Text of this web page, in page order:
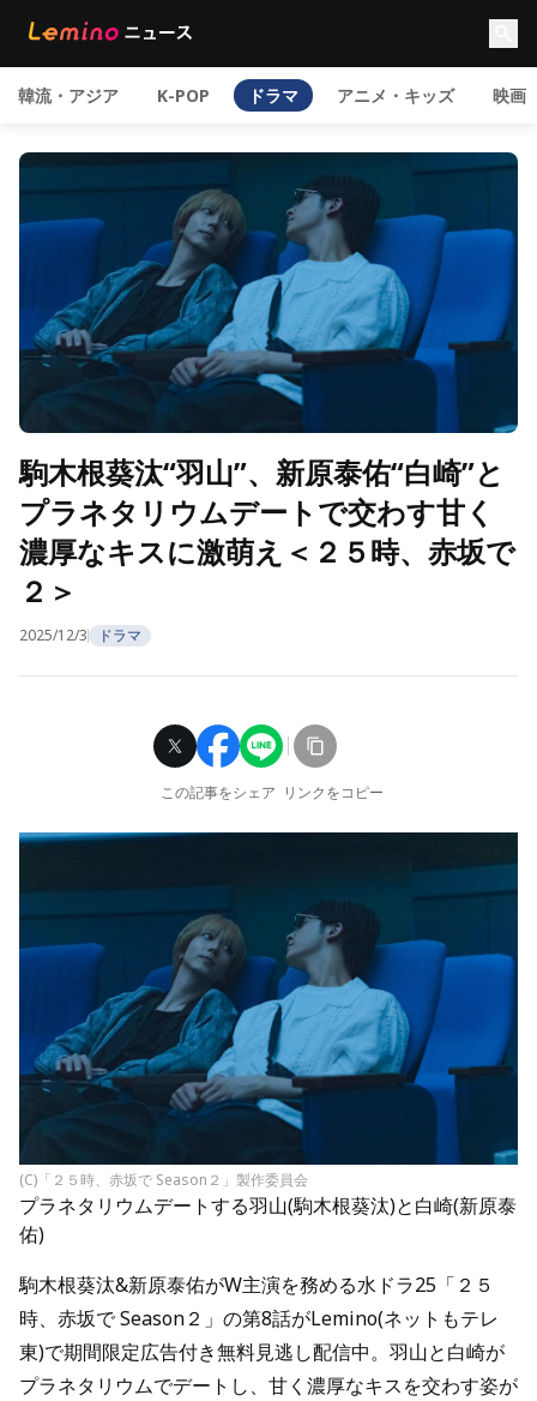
韓流・アジア K-POP ドラマ アニメ・キッズ 映画
駒木根葵汰“羽山”、新原泰佑“白崎”と
プラネタリウムデートで交わす甘く
濃厚なキスに激萌え＜２５時、赤坂で
２＞
2025/12/3 ドラマ
この記事をシェア リンクをコピー
(C)「２５時、赤坂で Season２」製作委員会
プラネタリウムデートする羽山(駒木根葵汰)と白崎(新原泰
佑)
駒木根葵汰&新原泰佑がW主演を務める水ドラ25「２５
時、赤坂で Season２」の第8話がLemino(ネットもテレ
東)で期間限定広告付き無料見逃し配信中。羽山と白崎が
プラネタリウムでデートし、甘く濃厚なキスを交わす姿が